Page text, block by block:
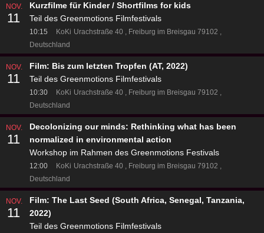
NOV.
11
Kurzfilme für Kinder / Shortfilms for kids
Teil des Greenmotions Filmfestivals
10:15 KoKi Urachstraße 40
Freiburg im Breisgau 79102
Deutschland
NOV.
11
Film: Bis zum letzten Tropfen (AT, 2022)
Teil des Greenmotions Filmfestivals
10:30 KoKi Urachstraße 40
Freiburg im Breisgau 79102
Deutschland
NOV.
11
Decolonizing our minds: Rethinking what has been
normalized in environmental action
Workshop im Rahmen des Greenmotions Festivals
12:00 KoKi Urachstraße 40
Freiburg im Breisgau 79102
Deutschland
NOV.
11
Film: The Last Seed (South Africa, Senegal, Tanzania,
2022)
Teil des Greenmotions Filmfestivals